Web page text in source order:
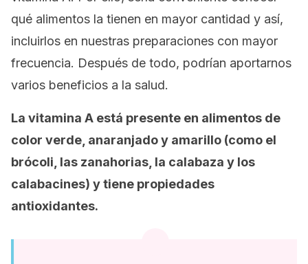
qué alimentos la tienen en mayor cantidad y así,
incluirlos en nuestras preparaciones con mayor
frecuencia. Después de todo, podrían aportarnos
varios beneficios a la salud.
La vitamina A está presente en alimentos de
color verde, anaranjado y amarillo (como el
brócoli, las zanahorias, la calabaza y los
calabacines) y tiene propiedades
antioxidantes.